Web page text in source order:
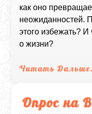
как оно
неожиданностей.
этого избежать? И
о жизни?
Читать
Опрос на